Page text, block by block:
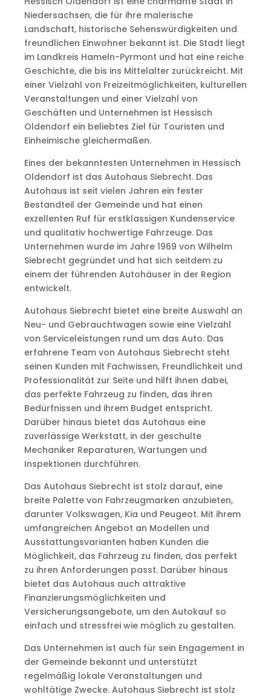
Niedersachsen, die für ihre malerische
Landschaft, historische Sehenswürdigkeiten und
freundlichen Einwohner bekannt ist. Die Stadt liegt
im Landkreis Hameln-Pyrmont und hat eine reiche
Geschichte, die bis ins Mittelalter zurückreicht. Mit
einer Vielzahl von Freizeitmöglichkeiten, kulturellen
Veranstaltungen und einer Vielzahl von
Geschäften und Unternehmen ist Hessisch
Oldendorf ein beliebtes Ziel für Touristen und
Einheimische gleichermaßen.
Eines der bekanntesten Unternehmen in Hessisch
Oldendorf ist das Autohaus Siebrecht. Das
Autohaus ist seit vielen Jahren ein fester
Bestandteil der Gemeinde und hat einen
exzellenten Ruf für erstklassigen Kundenservice
und qualitativ hochwertige Fahrzeuge. Das
Unternehmen wurde im Jahre 1969 von Wilhelm
Siebrecht gegründet und hat sich seitdem zu
einem der führenden Autohäuser in der Region
entwickelt.
Autohaus Siebrecht bietet eine breite Auswahl an
Neu- und Gebrauchtwagen sowie eine Vielzahl
von Serviceleistungen rund um das Auto. Das
erfahrene Team von Autohaus Siebrecht steht
seinen Kunden mit Fachwissen, Freundlichkeit und
Professionalität zur Seite und hilft ihnen dabei,
das perfekte Fahrzeug zu finden, das ihren
Bedürfnissen und ihrem Budget entspricht.
Darüber hinaus bietet das Autohaus eine
zuverlässige Werkstatt, in der geschulte
Mechaniker Reparaturen, Wartungen und
Inspektionen durchführen.
Das Autohaus Siebrecht ist stolz darauf, eine
breite Palette von Fahrzeugmarken anzubieten,
darunter Volkswagen, Kia und Peugeot. Mit ihrem
umfangreichen Angebot an Modellen und
Ausstattungsvarianten haben Kunden die
Möglichkeit, das Fahrzeug zu finden, das perfekt
zu ihren Anforderungen passt. Darüber hinaus
bietet das Autohaus auch attraktive
Finanzierungsmöglichkeiten und
Versicherungsangebote, um den Autokauf so
einfach und stressfrei wie möglich zu gestalten.
Das Unternehmen ist auch für sein Engagement in
der Gemeinde bekannt und unterstützt
regelmäßig lokale Veranstaltungen und
wohltätige Zwecke. Autohaus Siebrecht ist stolz